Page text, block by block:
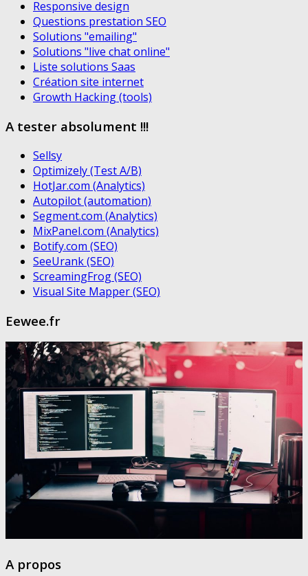
Responsive design
Questions prestation SEO
Solutions "emailing"
Solutions "live chat online"
Liste solutions Saas
Création site internet
Growth Hacking (tools)
A tester absolument !!!
Sellsy
Optimizely (Test A/B)
HotJar.com (Analytics)
Autopilot (automation)
Segment.com (Analytics)
MixPanel.com (Analytics)
Botify.com (SEO)
SeeUrank (SEO)
ScreamingFrog (SEO)
Visual Site Mapper (SEO)
Eewee.fr
A propos